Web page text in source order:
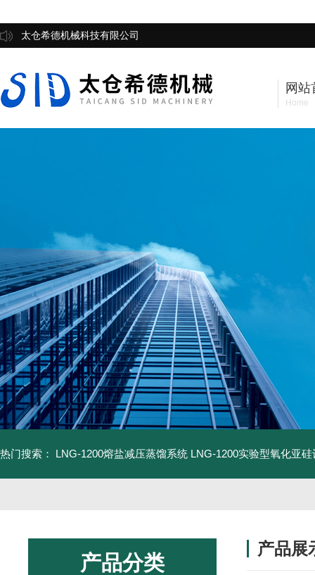
太仓希德机械科技有限公司
网站
Home
热门搜索： LNG-1200熔盐减压蒸馏系统 LNG-1200实验型氧化亚硅
产品分类
产品展